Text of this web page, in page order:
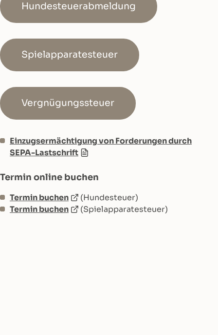
Hundesteuerabmeldung
Spielapparatesteuer
Vergnügungssteuer
Einzugsermächtigung von Forderungen durch
SEPA-Lastschrift
Termin online buchen
Termin buchen
(Hundesteuer)
Termin buchen
(Spielapparatesteuer)